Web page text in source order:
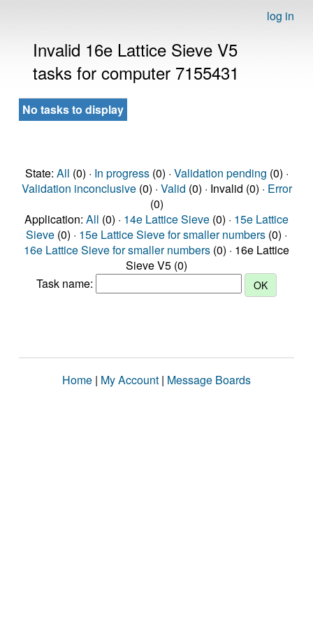
log in
Invalid 16e Lattice Sieve V5
tasks for computer 7155431
No tasks to display
State: All (0) · In progress(0) · Validation pending (0) ·
Validation inconclusive(0) · Valid (0) · Invalid (0) · Error
(0)
Application: All (0) · 14e Lattice Sieve (0) · 15e Lattice
Sieve (0) · 15e Lattice Sieve for smaller numbers (0) ·
16e Lattice Sieve for smaller numbers (0) · 16e Lattice
Sieve V5 (0)
Task name:
Home | My Account | Message Boards